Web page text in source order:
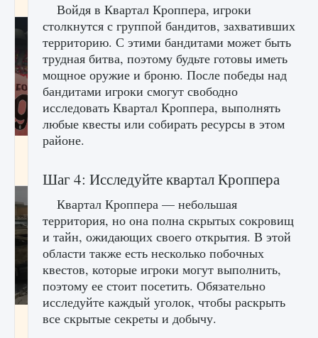
Входят ли «Милан» и «Интер» в EA FC 25
Как исправить текстовую ошибку
пользовательского интерфейса Delta
Войдя в Квартал Кроппера, игроки
столкнутся с группой бандитов, захвативших
территорию. С этими бандитами может быть
трудная битва, поэтому будьте готовы иметь
мощное оружие и броню. После победы над
бандитами игроки смогут свободно
исследовать Квартал Кроппера, выполнять
любые квесты или собирать ресурсы в этом
районе.
Шаг 4: Исследуйте квартал Кроппера
Квартал Кроппера — небольшая
территория, но она полна скрытых сокровищ
и тайн, ожидающих своего открытия. В этой
области также есть несколько побочных
квестов, которые игроки могут выполнить,
поэтому ее стоит посетить. Обязательно
исследуйте каждый уголок, чтобы раскрыть
все скрытые секреты и добычу.